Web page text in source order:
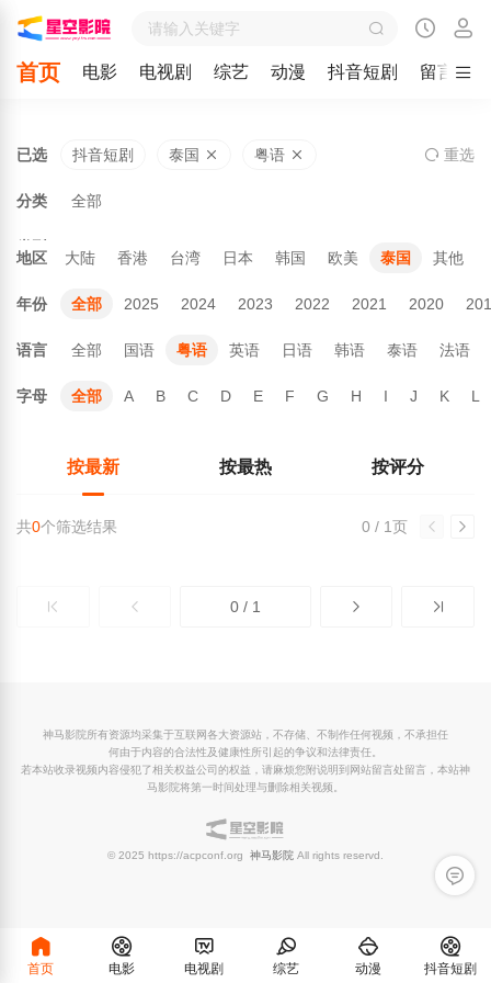
首页 电影 电视剧 综艺 动漫 抖音短剧 留言
已选 抖音短剧 泰国 粤语 重选
分类 全部
类型
地区
全部 大陆 香港 台湾 日本 韩国 欧美 泰国 其他
年份 全部 2025 2024 2023 2022 2021 2020
语言 全部 国语 粤语 英语 日语 韩语 泰语 法语
字母 全部 A B C D E F G H I J K L
按最新 按最热 按评分
0 / 1页
共0个筛选结果
0 / 1
留言反
神马影院所有资源均采集于互联网各大资源站，不存储、不制作任何视频，不承担任
何由于内容的合法性及健康性所引起的争议和法律责任。
若本站收录视频内容侵犯了相关权益公司的权益，请麻烦您附说明到网站留言处留言，本站神
马影院将第一时间处理与删除相关视频。
© 2025 https://acpconf.org 神马影院 All rights reservd.
首页 电影 电视剧 综艺 动漫 抖音短剧